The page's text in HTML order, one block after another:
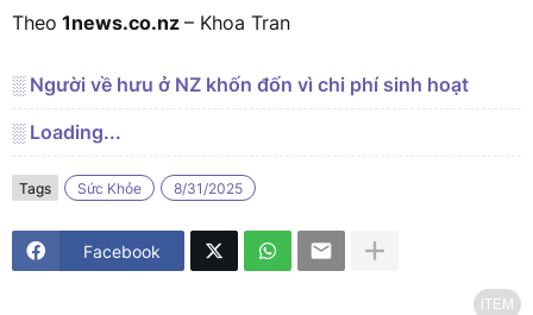
Theo 1news.co.nz – Khoa Tran
░ Người về hưu ở NZ khốn đốn vì chi phí sinh hoạt
░ Loading...
Tags Sức Khỏe 8/31/2025
Facebook
iTEM